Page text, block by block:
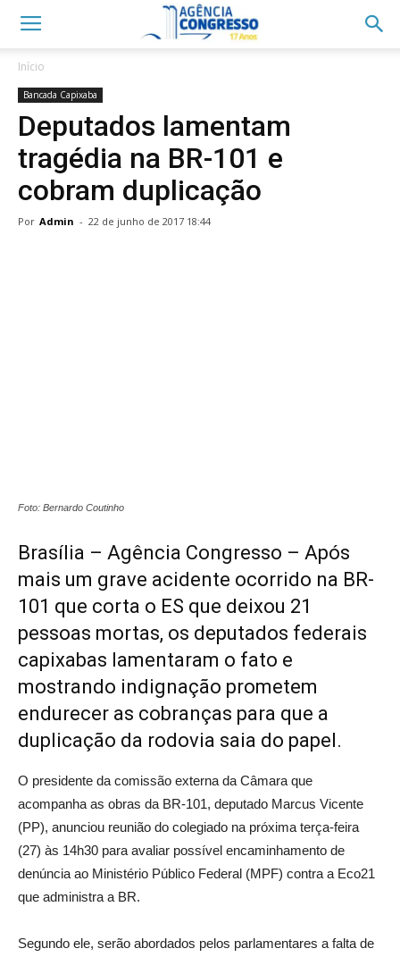
Início
Bancada Capixaba
Deputados lamentam
tragédia na BR-101 e
cobram duplicação
Por Admin - 22 de junho de 2017 18:44
Foto: Bernardo Coutinho
Brasília – Agência Congresso – Após
mais um grave acidente ocorrido na BR-
101 que corta o ES que deixou 21
pessoas mortas, os deputados federais
capixabas lamentaram o fato e
mostrando indignação prometem
endurecer as cobranças para que a
duplicação da rodovia saia do papel.
O presidente da comissão externa da Câmara que
acompanha as obras da BR-101, deputado Marcus Vicente
(PP), anunciou reunião do colegiado na próxima terça-feira
(27) às 14h30 para avaliar possível encaminhamento de
denúncia ao Ministério Público Federal (MPF) contra a Eco21
que administra a BR.
Segundo ele, serão abordados pelos parlamentares a falta de